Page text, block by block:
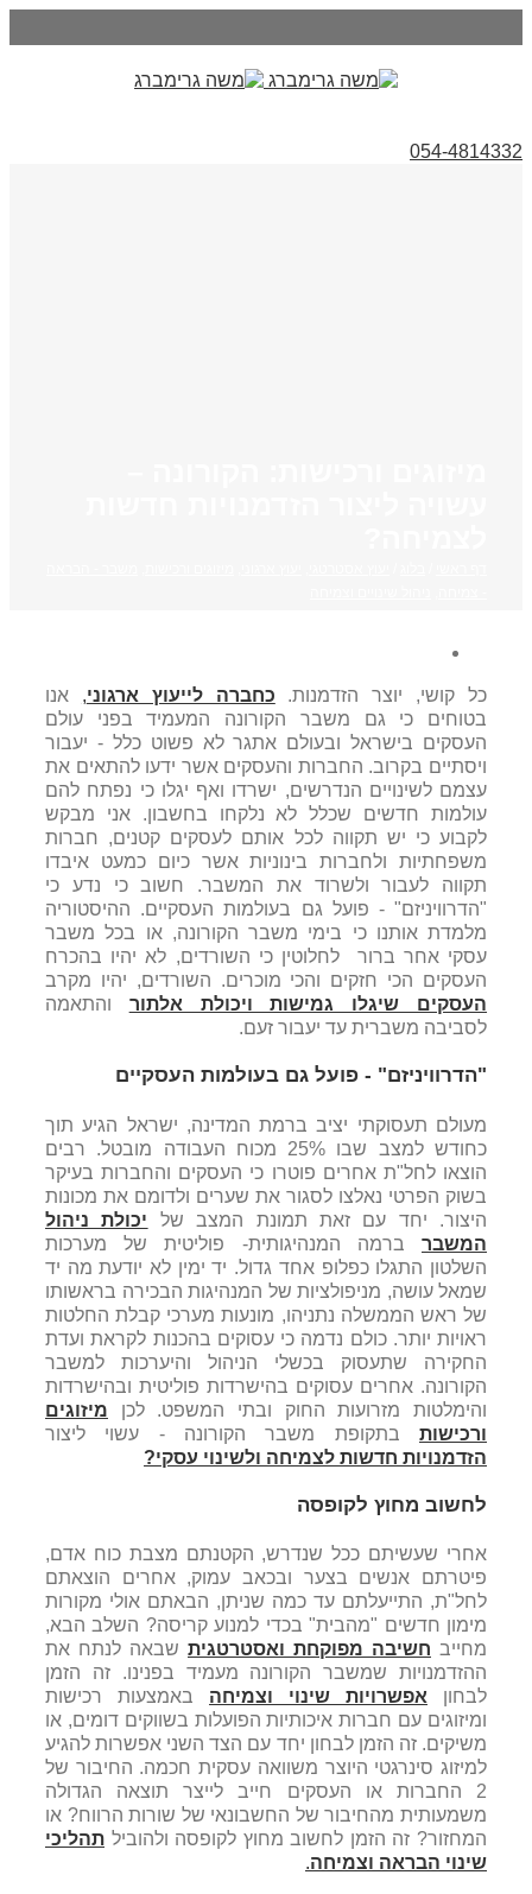
054-4814332
כל קושי, יוצר הזדמנות. כחברה לייעוץ ארגוני, אנו
בטוחים כי גם משבר הקורונה המעמיד בפני עולם
העסקים בישראל ובעולם אתגר לא פשוט כלל - יעבור
ויסתיים בקרוב. החברות והעסקים אשר ידעו להתאים את
עצמם לשינויים הנדרשים, ישרדו ואף יגלו כי נפתח להם
עולמות חדשים שכלל לא נלקחו בחשבון. אני מבקש
לקבוע כי יש תקווה לכל אותם לעסקים קטנים, חברות
משפחתיות ולחברות בינוניות אשר כיום כמעט איבדו
תקווה לעבור ולשרוד את המשבר. חשוב כי נדע כי
"הדרוויניזם" - פועל גם בעולמות העסקיים. ההיסטוריה
מלמדת אותנו כי בימי משבר הקורונה, או בכל משבר
עסקי אחר ברור לחלוטין כי השורדים, לא יהיו בהכרח
העסקים הכי חזקים והכי מוכרים. השורדים, יהיו מקרב
העסקים שיגלו גמישות ויכולת אלתור והתאמה
לסביבה משברית עד יעבור זעם.
"הדרוויניזם" - פועל גם בעולמות העסקיים
מעולם תעסוקתי יציב ברמת המדינה, ישראל הגיע תוך
כחודש למצב שבו 25% מכוח העבודה מובטל. רבים
הוצאו לחל"ת אחרים פוטרו כי העסקים והחברות בעיקר
בשוק הפרטי נאלצו לסגור את שערים ולדומם את מכונות
היצור. יחד עם זאת תמונת המצב של יכולת ניהול
המשבר ברמה המנהיגותית- פוליטית של מערכות
השלטון התגלו כפלופ אחד גדול. יד ימין לא יודעת מה יד
שמאל עושה, מניפולציות של המנהיגות הבכירה בראשותו
של ראש הממשלה נתניהו, מונעות מערכי קבלת החלטות
ראויות יותר. כולם נדמה כי עסוקים בהכנות לקראת ועדת
החקירה שתעסוק בכשלי הניהול והיערכות למשבר
הקורונה. אחרים עסוקים בהישרדות פוליטית ובהישרדות
והימלטות מזרועות החוק ובתי המשפט. לכן מיזוגים
ורכישות בתקופת משבר הקורונה - עשוי ליצור
הזדמנויות חדשות לצמיחה ולשינוי עסקי?
לחשוב מחוץ לקופסה
אחרי שעשיתם ככל שנדרש, הקטנתם מצבת כוח אדם,
פיטרתם אנשים בצער ובכאב עמוק, אחרים הוצאתם
לחל"ת, התייעלתם עד כמה שניתן, הבאתם אולי מקורות
מימון חדשים "מהבית" בכדי למנוע קריסה? השלב הבא,
מחייב חשיבה מפוקחת ואסטרטגית שבאה לנתח את
ההזדמנויות שמשבר הקורונה מעמיד בפנינו. זה הזמן
לבחון אפשרויות שינוי וצמיחה באמצעות רכישות
ומיזוגים עם חברות איכותיות הפועלות בשווקים דומים, או
משיקים. זה הזמן לבחון יחד עם הצד השני אפשרות להגיע
למיזוג סינרגטי היוצר משוואה עסקית חכמה. החיבור של
2 החברות או העסקים חייב לייצר תוצאה הגדולה
משמעותית מהחיבור של החשבונאי של שורות הרווח? או
המחזור? זה הזמן לחשוב מחוץ לקופסה ולהוביל תהליכי
שינוי הבראה וצמיחה.